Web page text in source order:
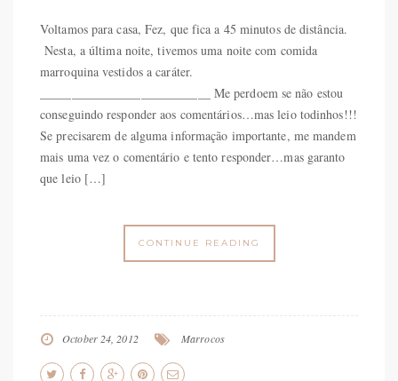
Voltamos para casa, Fez, que fica a 45 minutos de distância.
Nesta, a última noite, tivemos uma noite com comida
marroquina vestidos a caráter.
___________________________ Me perdoem se não estou
conseguindo responder aos comentários…mas leio todinhos!!!
Se precisarem de alguma informação importante, me mandem
mais uma vez o comentário e tento responder…mas garanto
que leio […]
CONTINUE READING
October 24, 2012 Marrocos